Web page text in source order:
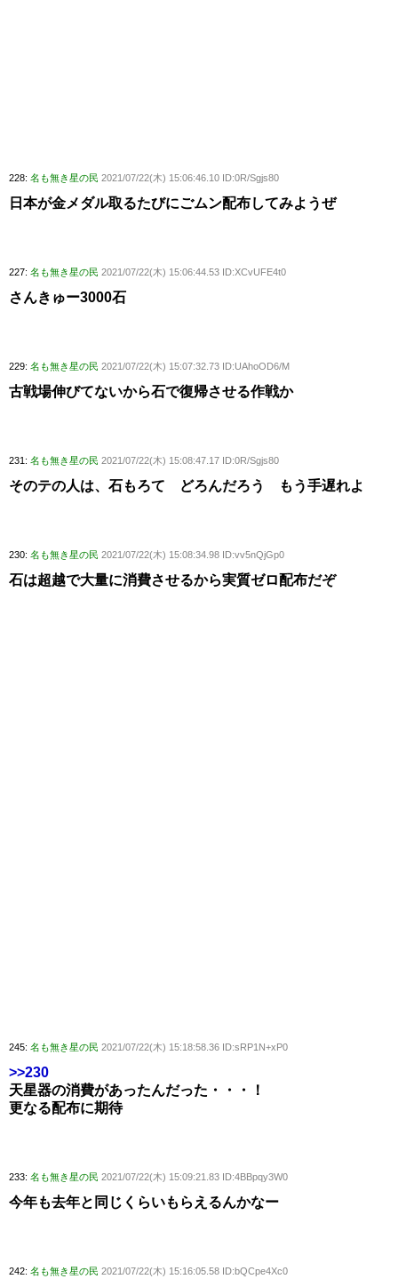
228: 名も無き星の民 2021/07/22(木) 15:06:46.10 ID:0R/Sgjs80
日本が金メダル取るたびにごムン配布してみようぜ
227: 名も無き星の民 2021/07/22(木) 15:06:44.53 ID:XCvUFE4t0
さんきゅー3000石
229: 名も無き星の民 2021/07/22(木) 15:07:32.73 ID:UAhoOD6/M
古戦場伸びてないから石で復帰させる作戦か
231: 名も無き星の民 2021/07/22(木) 15:08:47.17 ID:0R/Sgjs80
そのテの人は、石もろて どろんだろう もう手遅れよ
230: 名も無き星の民 2021/07/22(木) 15:08:34.98 ID:vv5nQjGp0
石は超越で大量に消費させるから実質ゼロ配布だぞ
245: 名も無き星の民 2021/07/22(木) 15:18:58.36 ID:sRP1N+xP0
>>230
天星器の消費があったんだった・・・！
更なる配布に期待
233: 名も無き星の民 2021/07/22(木) 15:09:21.83 ID:4BBpqy3W0
今年も去年と同じくらいもらえるんかなー
242: 名も無き星の民 2021/07/22(木) 15:16:05.58 ID:bQCpe4Xc0